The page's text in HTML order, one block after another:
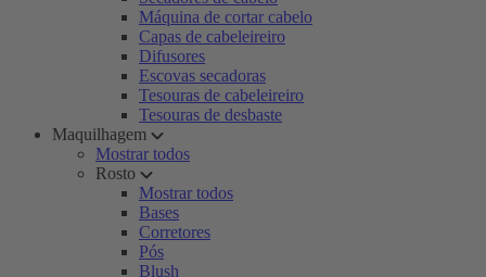
Máquina de cortar cabelo
Capas de cabeleireiro
Difusores
Escovas secadoras
Tesouras de cabeleireiro
Tesouras de desbaste
Maquilhagem
Mostrar todos
Rosto
Mostrar todos
Bases
Corretores
Pós
Blush